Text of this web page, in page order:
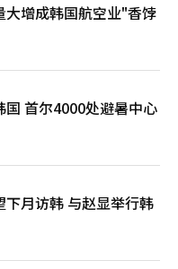
大增成韩国航空业"香饽
国 首尔4000处避暑中心
下月访韩 与赵显举行韩